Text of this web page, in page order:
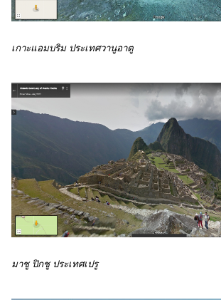
เกาะแอมบริม ประเทศวานูอาตู
มาชู ปิกชู ประเทศเปรู